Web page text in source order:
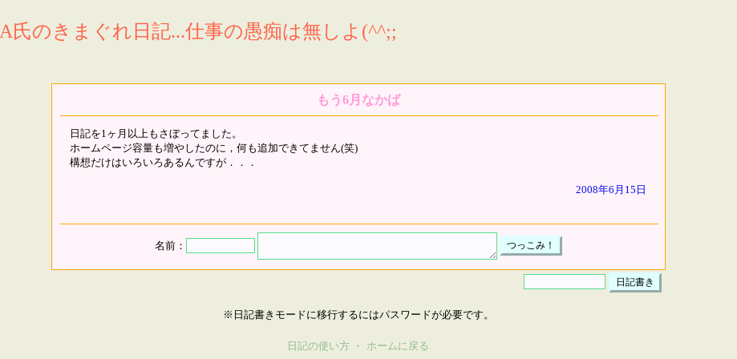
A氏のきまぐれ日記...仕事の愚痴は無しよ(^^;;
もう6月なかば
日記を1ヶ月以上もさぼってました。
ホームページ容量も増やしたのに，何も追加できてません(笑)
構想だけはいろいろあるんですが．．．
2008年6月15日
名前：
※日記書きモードに移行するにはパスワードが必要です。
日記の使い方 ・ ホームに戻る